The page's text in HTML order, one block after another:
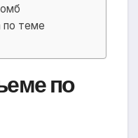
по теме
по